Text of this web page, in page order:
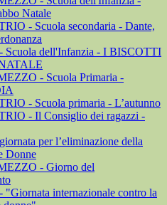
Natale
- Scuola secondaria - Dante,
dell'Infanzia - I BISCOTTI
- Scuola Primaria -
- Scuola primaria - L’autunno
- Il Consiglio dei ragazzi -
per l’eliminazione della
Donne
- Giorno del
internazionale contro la